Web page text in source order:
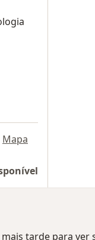
Mapa
tarde para ver